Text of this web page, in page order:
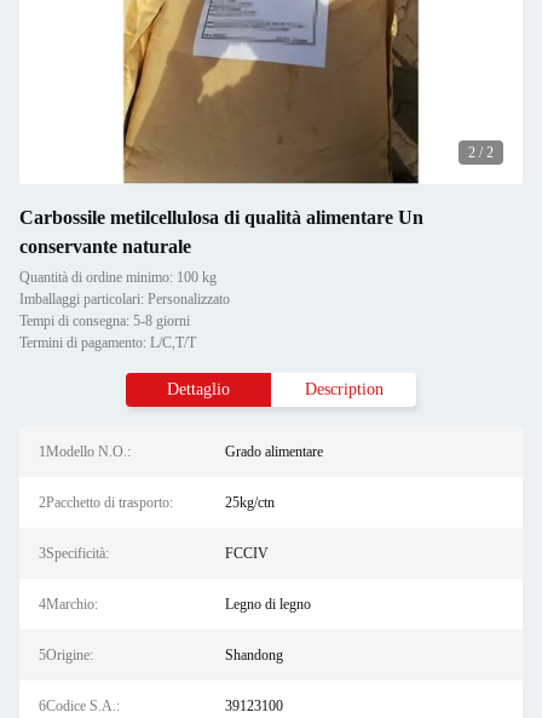
2 / 2
Carbossile metilcellulosa di qualità alimentare Un
conservante naturale
Quantità di ordine minimo: 100 kg
Imballaggi particolari: Personalizzato
Tempi di consegna: 5-8 giorni
Termini di pagamento: L/C,T/T
Dettaglio Description
1Modello N.O.: Grado alimentare
2Pacchetto di trasporto: 25kg/ctn
3Specificità: FCCIV
4Marchio: Legno di legno
5Origine: Shandong
6Codice S.A.: 39123100